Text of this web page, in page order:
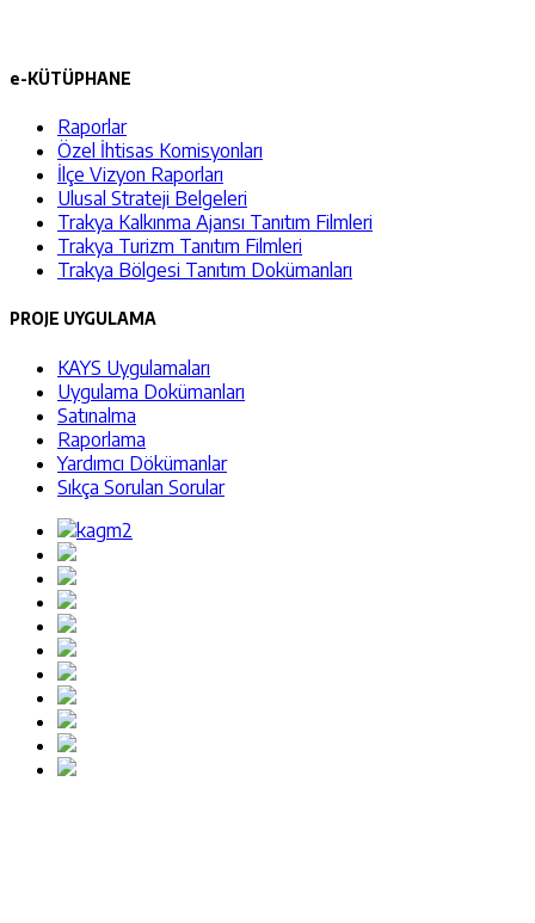
e-KÜTÜPHANE
Raporlar
Özel İhtisas Komisyonları
İlçe Vizyon Raporları
Ulusal Strateji Belgeleri
Trakya Kalkınma Ajansı Tanıtım Filmleri
Trakya Turizm Tanıtım Filmleri
Trakya Bölgesi Tanıtım Dokümanları
PROJE UYGULAMA
KAYS Uygulamaları
Uygulama Dokümanları
Satınalma
Raporlama
Yardımcı Dökümanlar
Sıkça Sorulan Sorular